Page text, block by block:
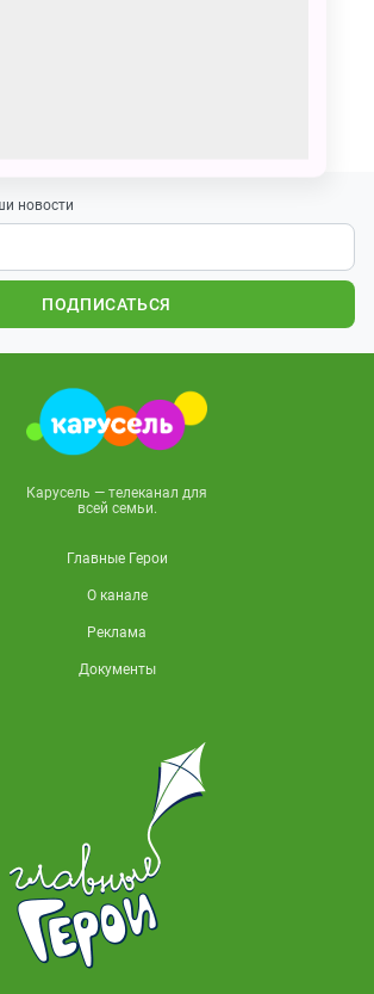
новости
ПОДПИСАТЬСЯ
Карусель — телеканал для
всей семьи.
Главные Герои
О канале
Реклама
Документы